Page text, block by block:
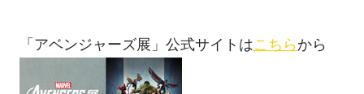
「アベンジャーズ展」公式サイトはこちらから